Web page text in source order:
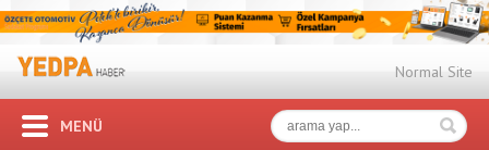
Normal Site
MENÜ